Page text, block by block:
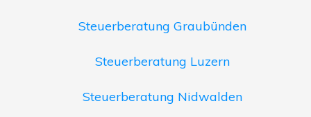
Steuerberatung Graubünden
Steuerberatung Luzern
Steuerberatung Nidwalden